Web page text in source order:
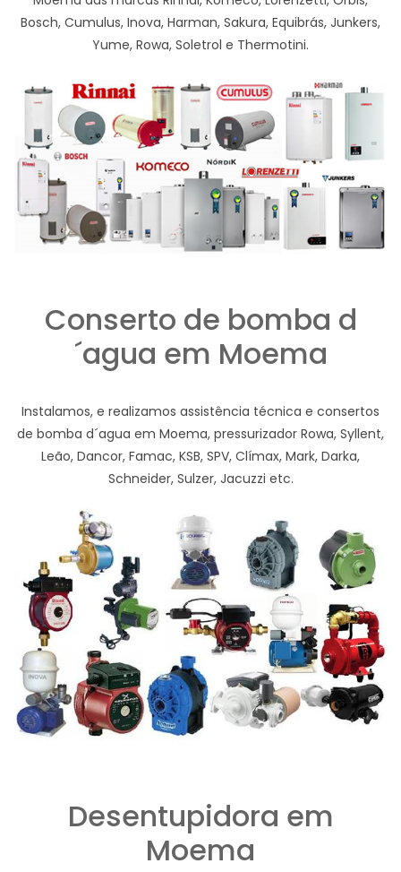
Bosch, Cumulus, Inova, Harman, Sakura, Equibrás, Junkers,
Yume, Rowa, Soletrol e Thermotini.
Conserto de bomba d
´agua em Moema
Instalamos, e realizamos assistência técnica e consertos
de bomba d´agua em Moema, pressurizador Rowa, Syllent,
Leão, Dancor, Famac, KSB, SPV, Clímax, Mark, Darka,
Schneider, Sulzer, Jacuzzi etc.
Desentupidora em
Moema